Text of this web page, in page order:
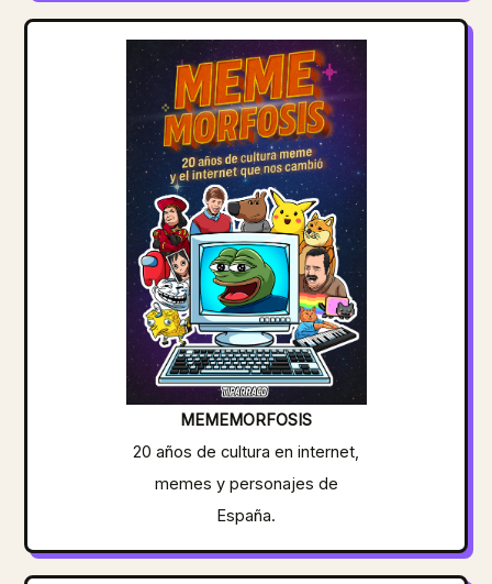
MEMEMORFOSIS
20 años de cultura en internet,
memes y personajes de
España.